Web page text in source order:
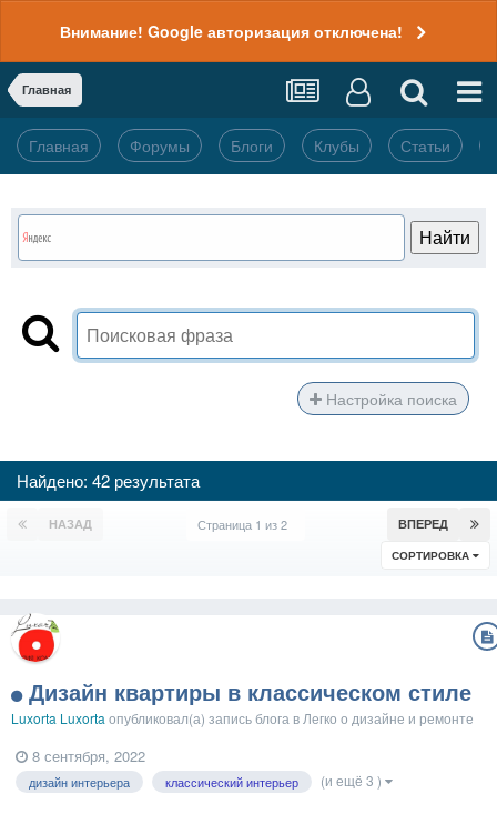
Внимание! Google авторизация отключена!
Главная
Главная Форумы Блоги Клубы Статьи
Настройка поиска
Найдено: 42 результата
НАЗАД ВПЕРЕД
Страница 1 из 2
СОРТИРОВКА
Дизайн квартиры в классическом стиле
Luxorta Luxorta опубликовал(а) запись блога в Легко о дизайне и ремонте
8 сентября, 2022
дизайн интерьера классический интерьер (и ещё 3 )